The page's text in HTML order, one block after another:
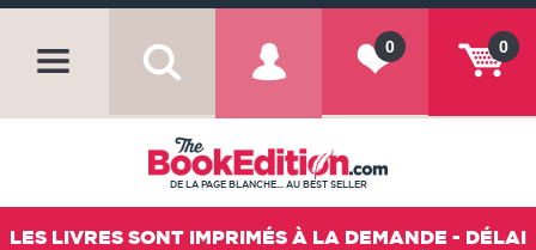
0
0
DE LA PAGE BLANCHE... AU BEST SELLER
LES LIVRES SONT IMPRIMÉS À LA DEMANDE - DÉLAI